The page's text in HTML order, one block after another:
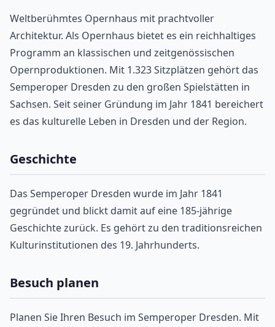
Weltberühmtes Opernhaus mit prachtvoller
Architektur. Als Opernhaus bietet es ein reichhaltiges
Programm an klassischen und zeitgenössischen
Opernproduktionen. Mit 1.323 Sitzplätzen gehört das
Semperoper Dresden zu den großen Spielstätten in
Sachsen. Seit seiner Gründung im Jahr 1841 bereichert
es das kulturelle Leben in Dresden und der Region.
Geschichte
Das Semperoper Dresden wurde im Jahr 1841
gegründet und blickt damit auf eine 185-jährige
Geschichte zurück. Es gehört zu den traditionsreichen
Kulturinstitutionen des 19. Jahrhunderts.
Besuch planen
Planen Sie Ihren Besuch im Semperoper Dresden. Mit